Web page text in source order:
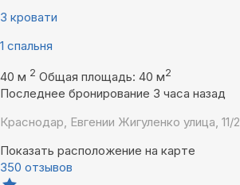
3 кровати
1 спальня
40 м 2 Общая площадь: 40 м2
Последнее бронирование 3 часа назад
Краснодар, Евгении Жигуленко улица, 11/2
Показать расположение на карте
350 отзывов